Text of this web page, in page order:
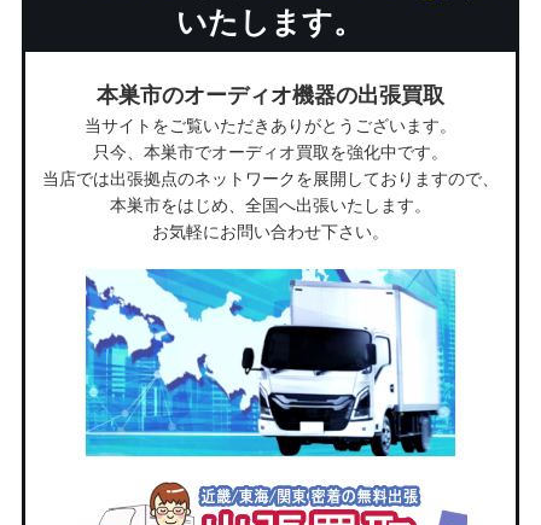
いたします。
本巣市のオーディオ機器の出張買取
当サイトをご覧いただきありがとうございます。
只今、本巣市でオーディオ買取を強化中です。
当店では出張拠点のネットワークを展開しておりますので、
本巣市をはじめ、全国へ出張いたします。
お気軽にお問い合わせ下さい。